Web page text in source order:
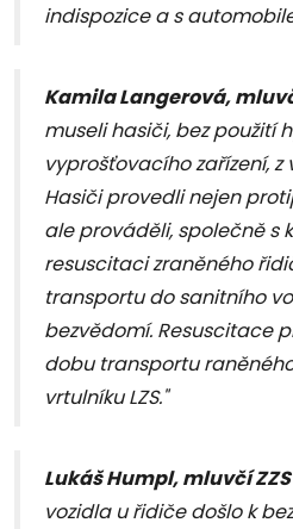
indispozice a s
Kamila Langerová,
museli hasiči, bez použití
vyprošťovacího zařízení, z
Hasiči provedli nejen
ale prováděli, společně s
resuscitaci zraněného
transportu do sanitního
bezvědomí. Resuscitace
dobu transportu
vrtulníku LZS."
Lukáš Humpl, mluvčí ZZS
vozidla u řidiče došlo k